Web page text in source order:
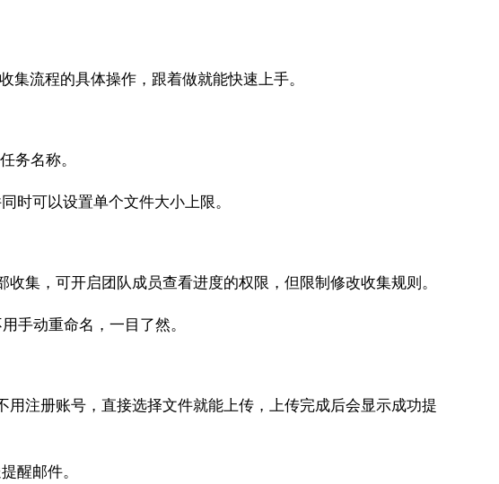
流程的具体操作，跟着做就能快速上手。
务名称。
时可以设置单个文件大小上限。
集，可开启团队成员查看进度的权限，但限制修改收集规则。
手动重命名，一目了然。
注册账号，直接选择文件就能上传，上传完成后会显示成功提
醒邮件。